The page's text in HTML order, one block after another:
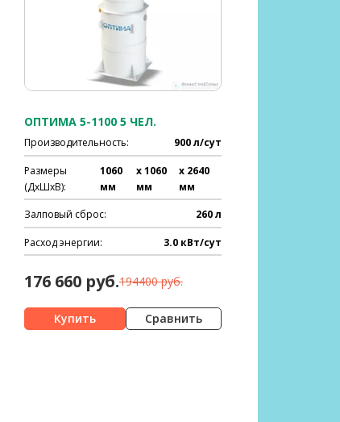
ОПТИМА 5-1100 5 ЧЕЛ.
Производительность: 900 л/сут
Размеры
(ДхШхВ):
1060
мм
x 1060
мм
x 2640
мм
Залповый сброс: 260 л
Расход энергии: 3.0 кВт/сут
176 660 руб.194400 руб.
Сравнить